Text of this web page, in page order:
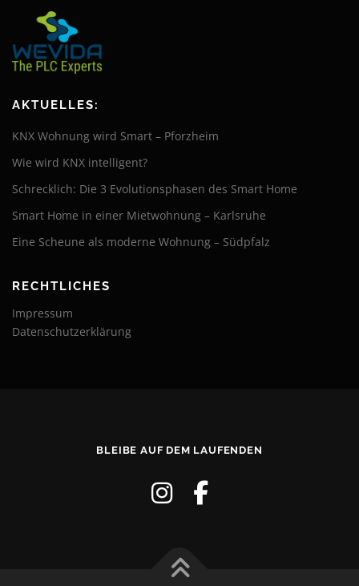
AKTUELLES:
KNX Wohnung wird Smart – Pforzheim
Wie wird KNX intelligent?
Schrecklich: Die 3 Evolutionsphasen des Smart Home
Smart Home in einer Mietwohnung – Karlsruhe
Eine Scheune als moderne Wohnung – Südpfalz
RECHTLICHES
Impressum
Datenschutzerklärung
BLEIBE AUF DEM LAUFENDEN